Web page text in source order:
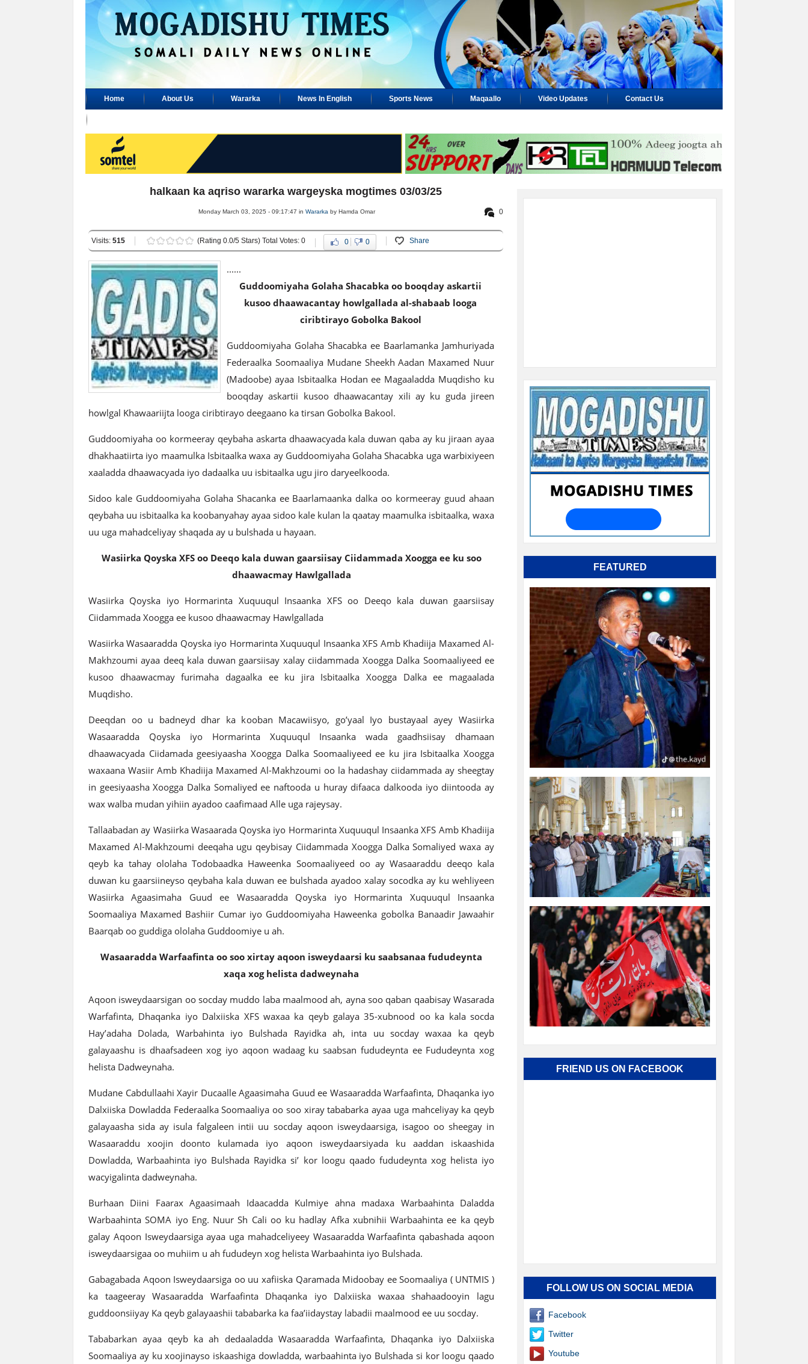
Home About Us Wararka News In English Sports News Maqaallo Video Updates Contact Us
halkaan ka aqriso wararka wargeyska mogtimes 03/03/25
0
Monday March 03, 2025 - 09:17:47 in Wararka by Hamda Omar
Visits: 515 (Rating 0.0/5 Stars) Total Votes: 0 0 0 Share
......
Guddoomiyaha Golaha Shacabka oo booqday askartii
kusoo dhaawacantay howlgallada al-shabaab looga
ciribtirayo Gobolka Bakool
Guddoomiyaha Golaha Shacabka ee Baarlamanka Jamhuriyada
Federaalka Soomaaliya Mudane Sheekh Aadan Maxamed Nuur
(Madoobe) ayaa Isbitaalka Hodan ee Magaaladda Muqdisho ku
booqday askartii kusoo dhaawacantay xili ay ku guda jireen
howlgal Khawaariijta looga ciribtirayo deegaano ka tirsan Gobolka Bakool.
Guddoomiyaha oo kormeeray qeybaha askarta dhaawacyada kala duwan qaba ay ku jiraan ayaa
dhakhaatiirta iyo maamulka Isbitaalka waxa ay Guddoomiyaha Golaha Shacabka uga warbixiyeen
xaaladda dhaawacyada iyo dadaalka uu isbitaalka ugu jiro daryeelkooda.
Sidoo kale Guddoomiyaha Golaha Shacanka ee Baarlamaanka dalka oo kormeeray guud ahaan
qeybaha uu isbitaalka ka koobanyahay ayaa sidoo kale kulan la qaatay maamulka isbitaalka, waxa
uu uga mahadceliyay shaqada ay u bulshada u hayaan.
Wasiirka Qoyska XFS oo Deeqo kala duwan gaarsiisay Ciidammada Xoogga ee ku soo
dhaawacmay Hawlgallada
Wasiirka Qoyska iyo Hormarinta Xuquuqul Insaanka XFS oo Deeqo kala duwan gaarsiisay
Ciidammada Xoogga ee kusoo dhaawacmay Hawlgallada
Wasiirka Wasaaradda Qoyska iyo Hormarinta Xuquuqul Insaanka XFS Amb Khadiija Maxamed Al-
Makhzoumi ayaa deeq kala duwan gaarsiisay xalay ciidammada Xoogga Dalka Soomaaliyeed ee
kusoo dhaawacmay furimaha dagaalka ee ku jira Isbitaalka Xoogga Dalka ee magaalada
Muqdisho.
Deeqdan oo u badneyd dhar ka kooban Macawiisyo, go’yaal Iyo bustayaal ayey Wasiirka
Wasaaradda Qoyska iyo Hormarinta Xuquuqul Insaanka wada gaadhsiisay dhamaan
dhaawacyada Ciidamada geesiyaasha Xoogga Dalka Soomaaliyeed ee ku jira Isbitaalka Xoogga
waxaana Wasiir Amb Khadiija Maxamed Al-Makhzoumi oo la hadashay ciidammada ay sheegtay
in geesiyaasha Xoogga Dalka Somaliyed ee naftooda u huray difaaca dalkooda iyo diintooda ay
wax walba mudan yihiin ayadoo caafimaad Alle uga rajeysay.
Tallaabadan ay Wasiirka Wasaarada Qoyska iyo Hormarinta Xuquuqul Insaanka XFS Amb Khadiija
Maxamed Al-Makhzoumi deeqaha ugu qeybisay Ciidammada Xoogga Dalka Somaliyed waxa ay
qeyb ka tahay ololaha Todobaadka Haweenka Soomaaliyeed oo ay Wasaaraddu deeqo kala
duwan ku gaarsiineyso qeybaha kala duwan ee bulshada ayadoo xalay socodka ay ku wehliyeen
Wasiirka Agaasimaha Guud ee Wasaaradda Qoyska iyo Hormarinta Xuquuqul Insaanka
Soomaaliya Maxamed Bashiir Cumar iyo Guddoomiyaha Haweenka gobolka Banaadir Jawaahir
Baarqab oo guddiga ololaha Guddoomiye u ah.
Wasaaradda Warfaafinta oo soo xirtay aqoon isweydaarsi ku saabsanaa fududeynta
xaqa xog helista dadweynaha
Aqoon isweydaarsigan oo socday muddo laba maalmood ah, ayna soo qaban qaabisay Wasarada
Warfafinta, Dhaqanka iyo Dalxiiska XFS waxaa ka qeyb galaya 35-xubnood oo ka kala socda
Hay’adaha Dolada, Warbahinta iyo Bulshada Rayidka ah, inta uu socday waxaa ka qeyb
galayaashu is dhaafsadeen xog iyo aqoon wadaag ku saabsan fududeynta ee Fududeynta xog
helista Dadweynaha.
Mudane Cabdullaahi Xayir Ducaalle Agaasimaha Guud ee Wasaaradda Warfaafinta, Dhaqanka iyo
Dalxiiska Dowladda Federaalka Soomaaliya oo soo xiray tababarka ayaa uga mahceliyay ka qeyb
galayaasha sida ay isula falgaleen intii uu socday aqoon isweydaarsiga, isagoo oo sheegay in
Wasaaraddu xoojin doonto kulamada iyo aqoon isweydaarsiyada ku aaddan iskaashida
Dowladda, Warbaahinta iyo Bulshada Rayidka si’ kor loogu qaado fududeynta xog helista iyo
wacyigalinta dadweynaha.
Burhaan Diini Faarax Agaasimaah Idaacadda Kulmiye ahna madaxa Warbaahinta Daladda
Warbaahinta SOMA iyo Eng. Nuur Sh Cali oo ku hadlay Afka xubnihii Warbaahinta ee ka qeyb
galay Aqoon Isweydaarsiga ayaa uga mahadceliyeey Wasaaradda Warfaafinta qabashada aqoon
isweydaarsigaa oo muhiim u ah fududeyn xog helista Warbaahinta iyo Bulshada.
Gabagabada Aqoon Isweydaarsiga oo uu xafiiska Qaramada Midoobay ee Soomaaliya ( UNTMIS )
ka taageeray Wasaaradda Warfaafinta Dhaqanka iyo Dalxiiska waxaa shahaadooyin lagu
guddoonsiiyay Ka qeyb galayaashii tababarka ka faa’iidaystay labadii maalmood ee uu socday.
Tababarkan ayaa qeyb ka ah dedaaladda Wasaaradda Warfaafinta, Dhaqanka iyo Dalxiiska
Soomaaliya ay ku xoojinayso iskaashiga dowladda, warbaahinta iyo Bulshada si kor loogu qaado
FEATURED
FRIEND US ON FACEBOOK
FOLLOW US ON SOCIAL MEDIA
Facebook
Twitter
Youtube